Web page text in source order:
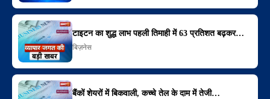
टाइटन का शुद्ध लाभ पहली तिमाही में 63 प्रतिशत बढ़कर…
बिज़नेस
बैंकों शेयरों में बिकवाली, कच्चे तेल के दाम में तेजी…